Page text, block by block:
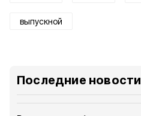
выпускной
Последние новости